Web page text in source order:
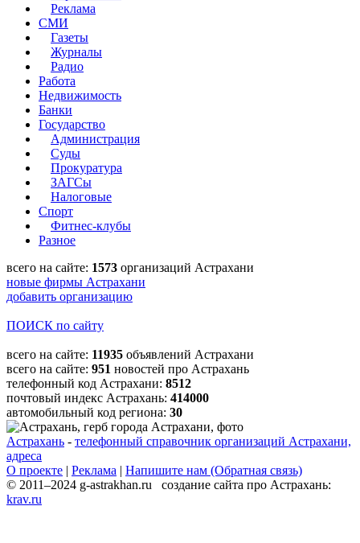
Реклама
СМИ
Газеты
Журналы
Радио
Работа
Недвижимость
Банки
Государство
Администрация
Суды
Прокуратура
ЗАГСы
Налоговые
Спорт
Фитнес-клубы
Разное
всего на сайте: 1573 организаций Астрахани
новые фирмы Астрахани
добавить организацию
ПОИСК по сайту
всего на сайте: 11935 объявлений Астрахани
всего на сайте: 951 новостей про Астрахань
телефонный код Астрахани: 8512
почтовый индекс Астрахань: 414000
автомобильный код региона: 30
Астрахань - телефонный справочник организаций Астрахани,
адреса
О проекте | Реклама | Напишите нам (Обратная связь)
© 2011–2024 g-astrakhan.ru создание сайта про Астрахань:
krav.ru